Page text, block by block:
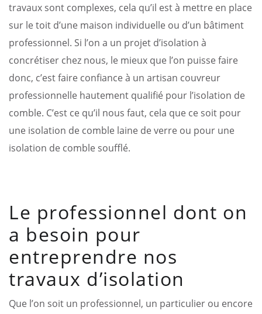
travaux sont complexes, cela qu’il est à mettre en place
sur le toit d’une maison individuelle ou d’un bâtiment
professionnel. Si l’on a un projet d’isolation à
concrétiser chez nous, le mieux que l’on puisse faire
donc, c’est faire confiance à un artisan couvreur
professionnelle hautement qualifié pour l’isolation de
comble. C’est ce qu’il nous faut, cela que ce soit pour
une isolation de comble laine de verre ou pour une
isolation de comble soufflé.
Le professionnel dont on
a besoin pour
entreprendre nos
travaux d’isolation
Que l’on soit un professionnel, un particulier ou encore